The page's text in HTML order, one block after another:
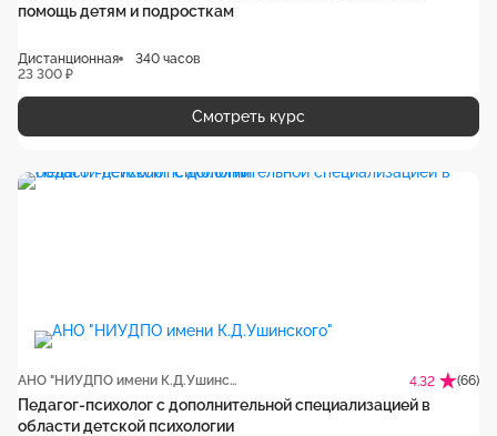
помощь детям и подросткам
Дистанционная
340 часов
23 300 ₽
Смотреть курс
АНО "НИУДПО имени К.Д.Ушинского" 4.32 (66)
Педагог-психолог с дополнительной специализацией в
области детской психологии